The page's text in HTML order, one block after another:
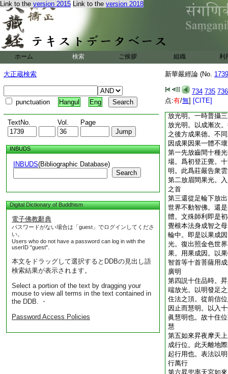
Link to the version 2015 Link to the version 2018
ホーム 検索 ご挨拶 組織 利
大正蔵検索
punctuation Hangul Eng
TextNo. Vol. Page
INBUDS
INBUDS(Bibliographic Database)
Search
Digital Dictionary of Buddhism
電子佛教辭典
パスワードがない場合は「guest」でログインしてくださ
い。
Users who do not have a password can log in with the
userID "guest".
本文をドラッグして選択するとDDBの見出し語
検索結果が表示されます。
Select a portion of the text by dragging your
mouse to view all terms in the text contained in
the DDB. ・
Password Access Policies
新華嚴經論 (No.
734 735 736
点:有/無] [CITE]
七種大人。之相頂
種寶王。化無量寶
瓔珞。廣如經説隨
第二光明表法現相
所放光明。但且直
一皆表因果次第十
等位。其中行相無
光。或放一光而無
放果光而無因。或
直放眉間毫相果光
如大品經中。佛放
放光明。一時普攝
放光明。以成漸次
之後方成果徳。不
因成果因果一體不
第一先放齒間十種
場。爲初登正覺。
明。此爲莊嚴告衆
第二放眉間果光。
之首
第三還從足輪下放
世界不動智佛。還
體。文殊師利即是
覺根本法身成智之
輪中。即是以果成
光。復出照金色世
果。用果成因。以
智首等十首菩薩用
廣明
第四説十住品時。
端放光。以明發足
住法之頂。從前信
因止而慧明。以入
眞慧明也。故十住
慧
第五如來昇夜摩天
成行位。此天離地
起行用也。表法以
行萬行
第六昇兜率天宮如